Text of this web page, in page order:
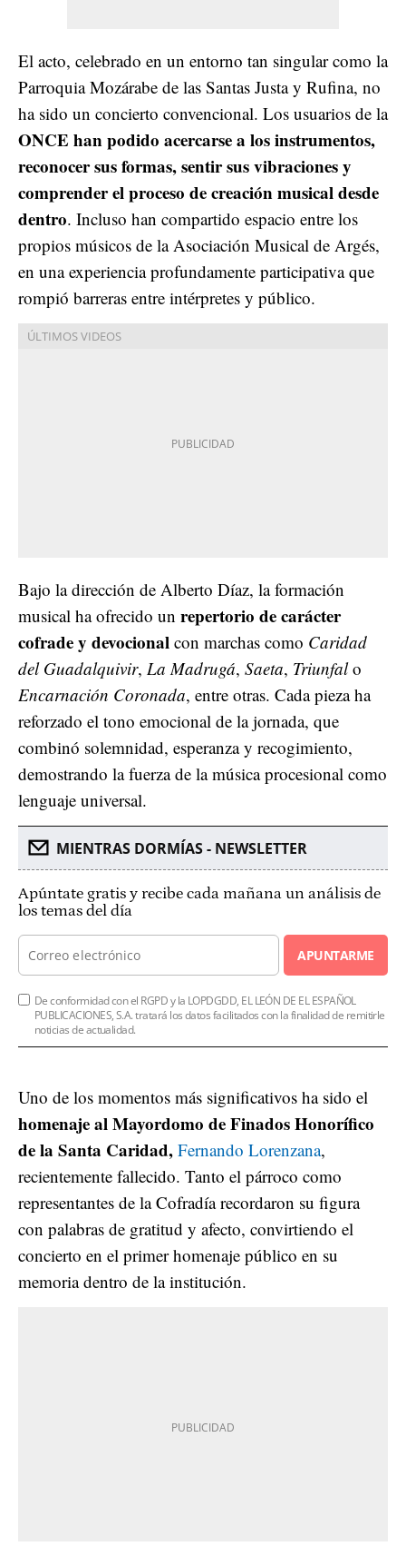
El acto, celebrado en un entorno tan singular como la
Parroquia Mozárabe de las Santas Justa y Rufina, no
ha sido un concierto convencional. Los usuarios de la
ONCE han podido acercarse a los instrumentos,
reconocer sus formas, sentir sus vibraciones y
comprender el proceso de creación musical desde
dentro. Incluso han compartido espacio entre los
propios músicos de la Asociación Musical de Argés,
en una experiencia profundamente participativa que
rompió barreras entre intérpretes y público.
Bajo la dirección de Alberto Díaz, la formación
musical ha ofrecido un repertorio de carácter
cofrade y devocional con marchas como Caridad
del Guadalquivir, La Madrugá, Saeta, Triunfalo
Encarnación Coronada, entre otras. Cada pieza ha
reforzado el tono emocional de la jornada, que
combinó solemnidad, esperanza y recogimiento,
demostrando la fuerza de la música procesional como
lenguaje universal.
MIENTRAS DORMÍAS - NEWSLETTER
Apúntate gratis y recibe cada mañana un análisis de
los temas del día
APUNTARME
De conformidad con el RGPD y la LOPDGDD, EL LEÓN DE EL ESPAÑOL
PUBLICACIONES, S.A. tratará los datos facilitados con la finalidad de remitirle
noticias de actualidad.
Uno de los momentos más significativos ha sido el
homenaje al Mayordomo de Finados Honorífico
de la Santa Caridad, Fernando Lorenzana,
recientemente fallecido. Tanto el párroco como
representantes de la Cofradía recordaron su figura
con palabras de gratitud y afecto, convirtiendo el
concierto en el primer homenaje público en su
memoria dentro de la institución.